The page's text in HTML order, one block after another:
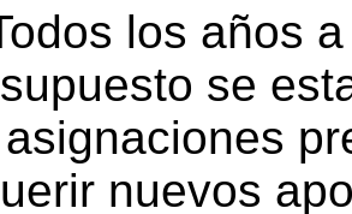
los años
se
nuevos